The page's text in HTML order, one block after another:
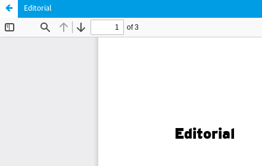
Editorial